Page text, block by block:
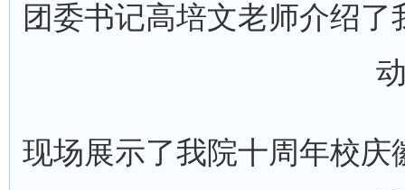
团委书记高培文老师介绍
现场展示了我院十周年校